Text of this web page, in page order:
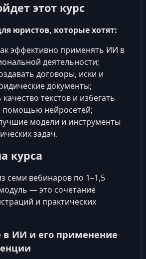
этот курс
юристов, которые хотят:
эффективно применять ИИ в
деятельности;
договоры, иски и
документы;
текстов и избегать
помощью нейросетей;
модели и инструменты
задач.
курса
семи вебинаров по 1–1,5
— это сочетание
и практических
в ИИ и его применение